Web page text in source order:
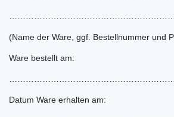
(Name der Ware, ggf. Bestellnummer und
Ware bestellt am:
Datum Ware erhalten am: